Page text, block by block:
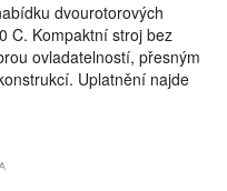
dvourotorových
C. Kompaktní stroj bez
ovladatelností, přesným
Uplatnění najde